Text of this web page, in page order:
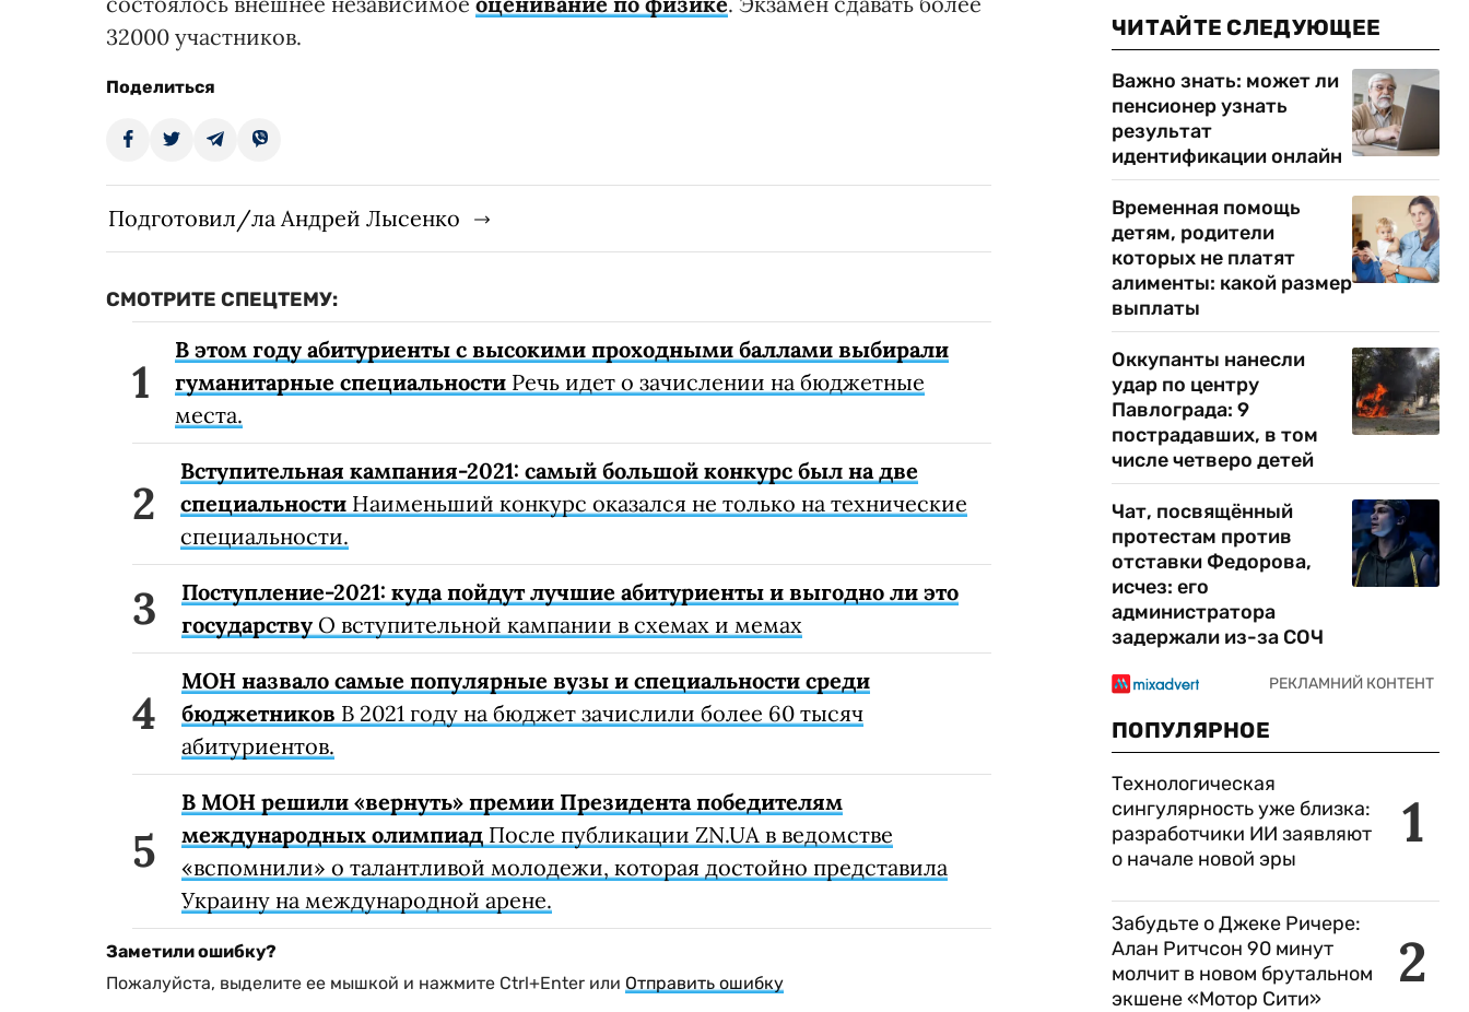
32000 участников.
Поделиться
Подготовил/ла Андрей Лысенко
СМОТРИТЕ СПЕЦТЕМУ:
В этом году абитуриенты с высокими проходными баллами выбирали
гуманитарные специальности Речь идет о зачислении на бюджетные
места.
Вступительная кампания-2021: самый большой конкурс был на две
специальности Наименьший конкурс оказался не только на технические
специальности.
Поступление-2021: куда пойдут лучшие абитуриенты и выгодно ли это
государству О вступительной кампании в схемах и мемах
МОН назвало самые популярные вузы и специальности среди
бюджетников В 2021 году на бюджет зачислили более 60 тысяч
абитуриентов.
В МОН решили «вернуть» премии Президента победителям
международных олимпиад После публикации ZN.UA в ведомстве
«вспомнили» о талантливой молодежи, которая достойно представила
Украину на международной арене.
Заметили ошибку?
Пожалуйста, выделите ее мышкой и нажмите Ctrl+Enter или Отправить ошибку
ЧИТАЙТЕ СЛЕДУЮЩЕЕ
Важно знать: может ли
пенсионер узнать
результат
идентификации онлайн
Временная помощь
детям, родители
которых не платят
алименты: какой размер
выплаты
Оккупанты нанесли
удар по центру
Павлограда: 9
пострадавших, в том
числе четверо детей
Чат, посвящённый
протестам против
отставки Федорова,
исчез: его
администратора
задержали из-за СОЧ
ПОПУЛЯРНОЕ
1
Технологическая
сингулярность уже близка:
разработчики ИИ заявляют
о начале новой эры
2
Забудьте о Джеке Ричере:
Алан Ритчсон 90 минут
молчит в новом брутальном
экшене «Мотор Сити»